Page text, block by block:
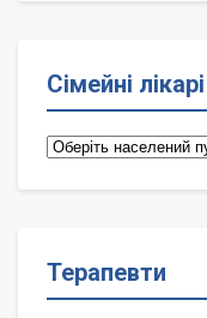
Сімейні лікарі
Сімейні
Терапевти